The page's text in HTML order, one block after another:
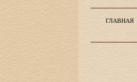
ГЛАВНАЯ